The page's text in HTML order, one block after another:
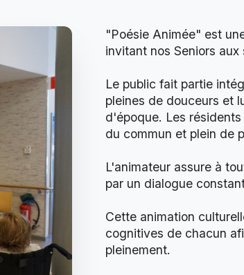
"Poésie Animée" est
invitant nos Seniors
Le public fait partie
pleines de douceurs et
d'époque. Les
du commun et plein de
L'animateur assure à
par un dialogue
Cette animation
cognitives de chacun
pleinement.